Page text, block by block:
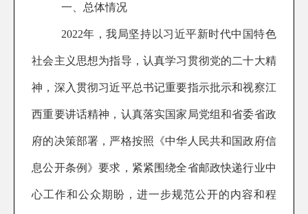
一、总体情况
2022年，我局坚持以习近平新时代中国特色
社会主义思想为指导，认真学习贯彻党的二十大精
神，深入贯彻习近平总书记重要指示批示和视察江
西重要讲话精神，认真落实国家局党组和省委省政
府的决策部署， 严格按照《中华人民共和国政府信
息公开条例》要求，紧紧围绕全省邮政快递行业中
心工作和公众期盼，进一步规范公开的内容和程